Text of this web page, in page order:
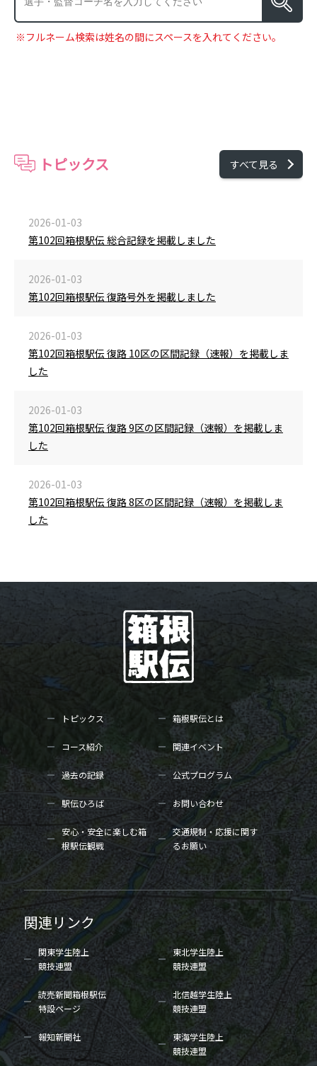
※フルネーム検索は姓名の間にスペースを入れてください。
トピックス すべて見る
2026-01-03
第102回箱根駅伝 総合記録を掲載しました
2026-01-03
第102回箱根駅伝 復路号外を掲載しました
2026-01-03
第102回箱根駅伝 復路 10区の区間記録（速報）を掲載しま
した
2026-01-03
第102回箱根駅伝 復路 9区の区間記録（速報）を掲載しま
した
2026-01-03
第102回箱根駅伝 復路 8区の区間記録（速報）を掲載しま
した
トピックス 箱根駅伝とは
コース紹介 関連イベント
過去の記録 公式プログラム
駅伝ひろば お問い合わせ
安心・安全に楽しむ箱
根駅伝観戦
交通規制・応援に関す
るお願い
関連リンク
関東学生陸上
競技連盟
東北学生陸上
競技連盟
読売新聞箱根駅伝
特設ページ
北信越学生陸上
競技連盟
報知新聞社
東海学生陸上
競技連盟